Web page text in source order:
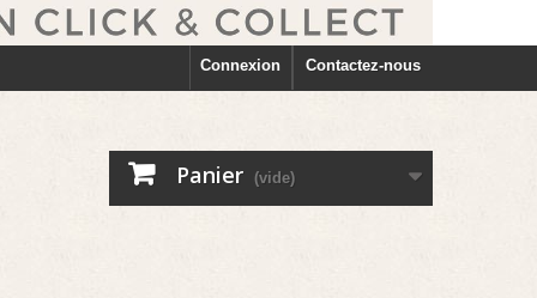
Contactez-nous
Connexion
Panier (vide)